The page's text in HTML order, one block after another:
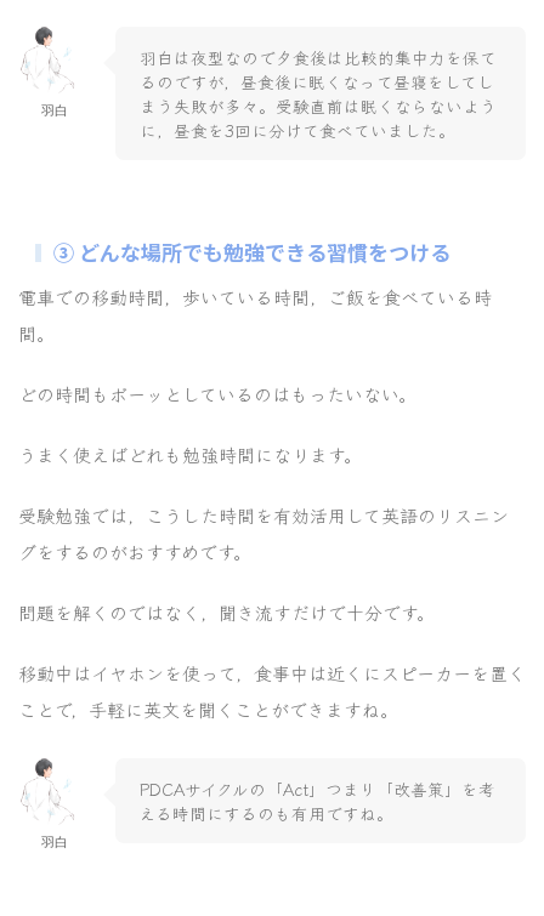
羽白
羽白は夜型なので夕食後は比較的集中力を保て
るのですが，昼食後に眠くなって昼寝をしてし
まう失敗が多々。受験直前は眠くならないよう
に，昼食を3回に分けて食べていました。
③ どんな場所でも勉強できる習慣をつける
電車での移動時間，歩いている時間，ご飯を食べている時
間。
どの時間もボーッとしているのはもったいない。
うまく使えばどれも勉強時間になります。
受験勉強では，こうした時間を有効活用して英語のリスニン
グをするのがおすすめです。
問題を解くのではなく，聞き流すだけで十分です。
移動中はイヤホンを使って，食事中は近くにスピーカーを置く
ことで，手軽に英文を聞くことができますね。
羽白
PDCAサイクルの「Act」つまり「改善策」を考
える時間にするのも有用ですね。